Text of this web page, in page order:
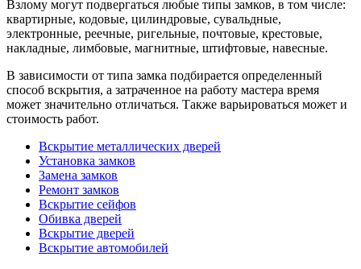
Взлому могут подвергаться любые типы замков, в том числе:
квартирные, кодовые, цилиндровые, сувальдные,
электронные, реечные, ригельные, почтовые, крестовые,
накладные, лимбовые, магнитные, штифтовые, навесные.
В зависимости от типа замка подбирается определенный
способ вскрытия, а затраченное на работу мастера время
может значительно отличаться. Также варьироваться может и
стоимость работ.
Вскрытие металлических дверей
Установка замков
Замена замков
Ремонт замков
Вскрытие сейфов
Обивка дверей
Вскрытие дверей
Вскрытие автомобилей